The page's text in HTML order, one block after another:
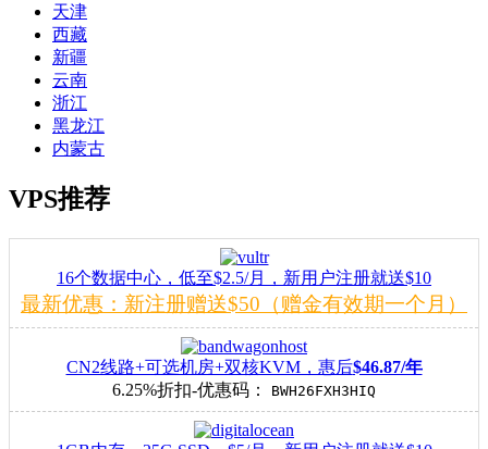
天津
西藏
新疆
云南
浙江
黑龙江
内蒙古
VPS推荐
16个数据中心，低至$2.5/月，新用户注册就送$10
最新优惠：新注册赠送$50（赠金有效期一个月）
CN2线路+可选机房+双核KVM，惠后$46.87/年
6.25%折扣-优惠码：
BWH26FXH3HIQ